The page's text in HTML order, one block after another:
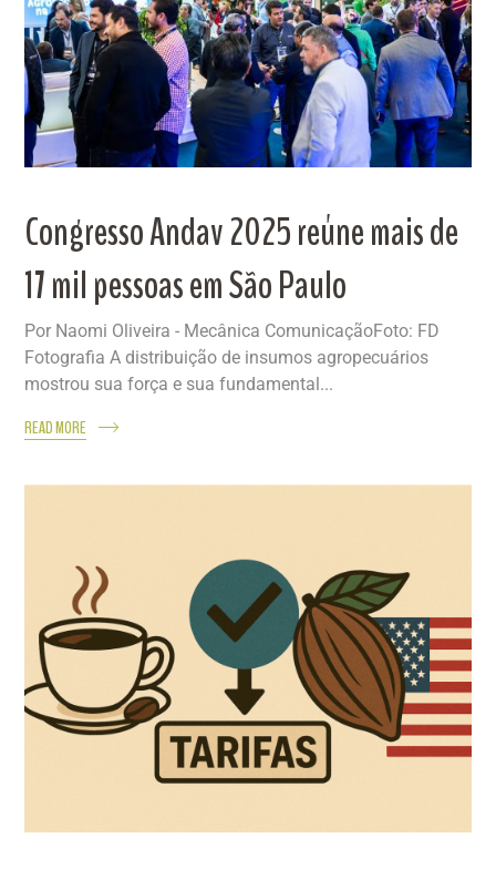
Congresso Andav 2025 reúne mais de
17 mil pessoas em São Paulo
Por Naomi Oliveira - Mecânica ComunicaçãoFoto: FD
Fotografia A distribuição de insumos agropecuários
mostrou sua força e sua fundamental...
READ MORE